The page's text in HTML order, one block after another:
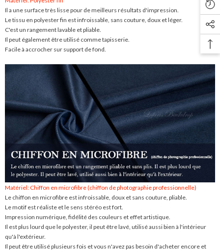
Il a une surface très lisse pour de meilleurs résultats d'impression.
Le tissu en polyester fin est infroissable, sans couture, doux et léger.
C'est un rangement lavable et pliable.
Il peut également être utilisé comme tapisserie.
Facile à accrocher sur support de fond.
Matériel: Chiffon en microfibre (chiffon de photographie professionnelle)
Le chiffon en microfibre est infroissable, doux et sans couture, pliable.
Le motif est réaliste et le sens stéréo est fort.
Impression numérique, fidélité des couleurs et effet artistique.
Il est plus lourd que le polyester, il peut être lavé, utilisé aussi bien à l'intérieur
qu'à l'extérieur.
Il peut être utilisé plusieurs fois et vous n'avez pas besoin d'acheter encore et